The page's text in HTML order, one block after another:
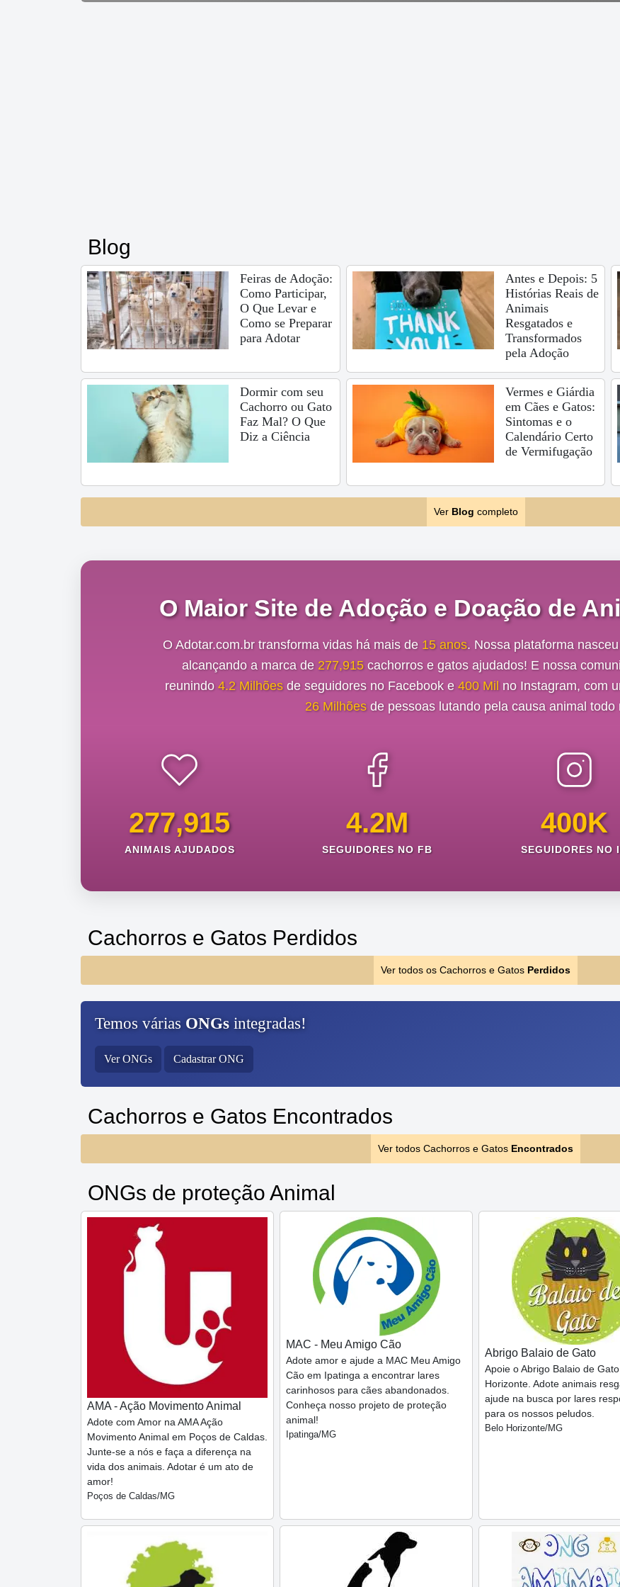
Blog
Feiras de Adoção:
Como Participar,
O Que Levar e
Como se Preparar
para Adotar
Antes e Depois: 5
Histórias Reais de
Animais
Resgatados e
Transformados
pela Adoção
Dormir com seu
Cachorro ou Gato
Faz Mal? O Que
Diz a Ciência
Vermes e Giárdia
em Cães e Gatos:
Sintomas e o
Calendário Certo
de Vermifugação
Ver Blog completo
O Maior Site de Adoção e Doação de
O Adotar.com.br transforma vidas há mais de 15 anos. Nossa plataforma
alcançando a marca de 277,915cachorros e gatos ajudados! E nossa
reunindo 4.2 Milhõesde seguidores no Facebook e 400 Mil no Instagram, com
26 Milhõesde pessoas lutando pela causa animal todo
277,915
ANIMAIS AJUDADOS
4.2M
SEGUIDORES NO FB
400K
SEGUIDORES NO
Cachorros e Gatos Perdidos
Ver todos os Cachorros e Gatos Perdidos
Temos várias ONGs integradas!
Ver ONGs Cadastrar ONG
Cachorros e Gatos Encontrados
Ver todos Cachorros e Gatos Encontrados
ONGs de proteção Animal
AMA - Ação Movimento Animal
Adote com Amor na AMA Ação
Movimento Animal em Poços de Caldas.
Junte-se a nós e faça a diferença na
vida dos animais. Adotar é um ato de
amor!
Poços de Caldas/MG
MAC - Meu Amigo Cão
Adote amor e ajude a MAC Meu Amigo
Cão em Ipatinga a encontrar lares
carinhosos para cães abandonados.
Conheça nosso projeto de proteção
animal!
Ipatinga/MG
Abrigo Balaio de Gato
Apoie o Abrigo Balaio de
Horizonte. Adote animais
ajude na busca por lares
para os nossos peludos.
Belo Horizonte/MG